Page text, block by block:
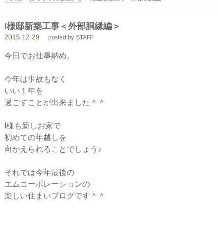
ポ
レ
ー
シ
ョ
ン
I様邸新築工事＜外部胴縁編＞
2015.12.29 posted by STAFF
今日でお仕事納め。
今年は事故もなく
いい１年を
過ごすことが出来ました＾＾
I様も新しお家で
初めての年越しを
向かえられることでしょう♪
それでは今年最後の
エムコーポレーションの
楽しい住まいブログです＾＾